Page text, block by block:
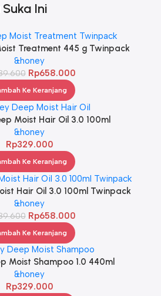
Ini
Treatment 445 g Twinpack
&honey
Rp658.000
Ke Keranjang
Moist Hair Oil 3.0 100ml
&honey
Rp329.000
Ke Keranjang
Hair Oil 3.0 100ml Twinpack
&honey
Rp658.000
Ke Keranjang
Moist Shampoo 1.0 440ml
&honey
Rp329.000